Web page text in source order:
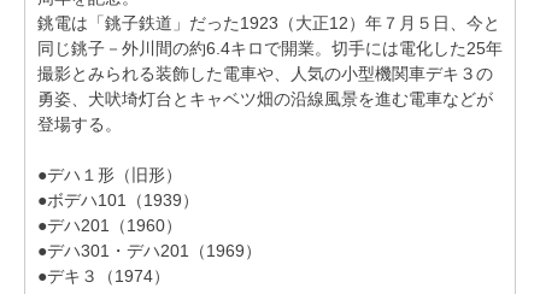
銚電は「銚子鉄道」だった1923（大正12）年７月５日、今と
同じ銚子－外川間の約6.4キロで開業。切手には電化した25年
撮影とみられる装飾した電車や、人気の小型機関車デキ３の
勇姿、犬吠埼灯台とキャベツ畑の沿線風景を進む電車などが
登場する。
●デハ１形（旧形）
●ボデハ101（1939）
●デハ201（1960）
●デハ301・デハ201（1969）
●デキ３（1974）